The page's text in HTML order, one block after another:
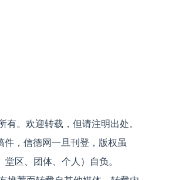
有。欢迎转载，但请注明出处。
，信德网一旦刊登，版权虽
区、团体、个人）自负。